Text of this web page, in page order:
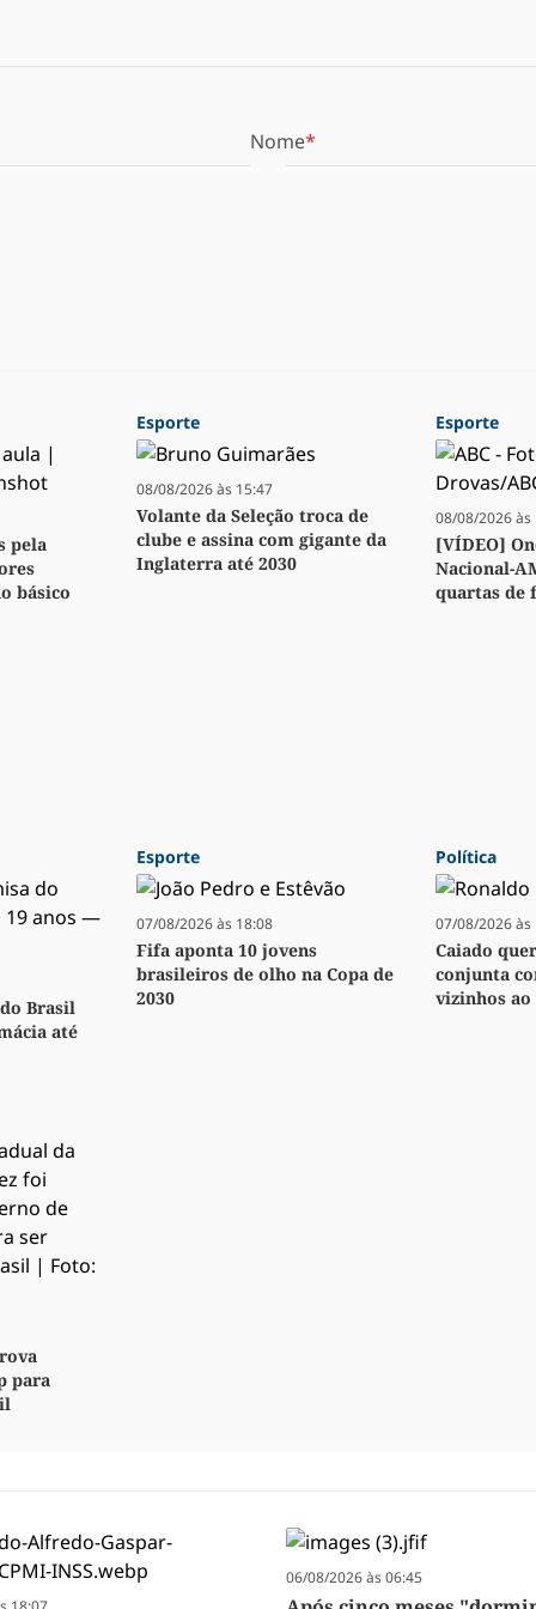
Nome
pela
básico
Esporte
08/08/2026 às 15:47
Volante da Seleção troca de
clube e assina com gigante da
Inglaterra até 2030
Esporte
08/08/2026 às
[VÍDEO]
Nacional-
quartas de
Brasil
até
Esporte
07/08/2026 às 18:08
Fifa aponta 10 jovens
brasileiros de olho na Copa de
2030
Política
07/08/2026 às
Caiado
conjunta
vizinhos
para
06/08/2026 às 06:45